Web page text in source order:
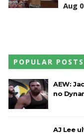
Aug
POPULAR POSTS
AEW:
no
AJ Lee